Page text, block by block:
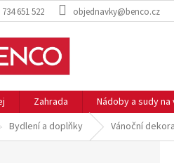
651 522 objednavky@benco.cz
Zahrada Nádoby a sudy na
Bydlení a doplňky Vánoční